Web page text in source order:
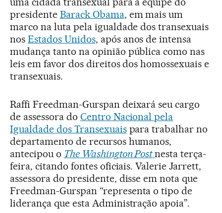
presidente Barack Obama, em mais um
marco na luta pela igualdade dos transexuais
nos Estados Unidos, após anos de intensa
mudança tanto na opinião pública como nas
leis em favor dos direitos dos homossexuais e
transexuais.
Raffi Freedman-Gurspan deixará seu cargo
de assessora do Centro Nacional pela
Igualdade dos Transexuaispara trabalhar no
departamento de recursos humanos,
antecipou o The Washington Post nesta terça-
feira, citando fontes oficiais. Valerie Jarrett,
assessora do presidente, disse em nota que
Freedman-Gurspan “representa o tipo de
liderança que esta Administração apoia”.